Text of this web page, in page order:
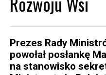
Prezes Rady
powołał posłankę
na stanowisko